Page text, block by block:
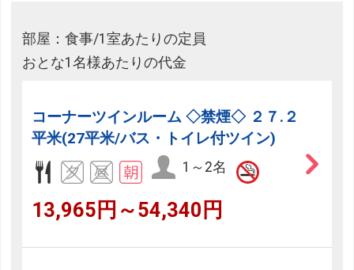
部屋：食事/1室あたりの定員
おとな1名様あたりの代金
コーナーツインルーム ◇禁煙◇ ２７.２
平米(27平米/バス・トイレ付ツイン)
1～2名
13,965円～54,340円